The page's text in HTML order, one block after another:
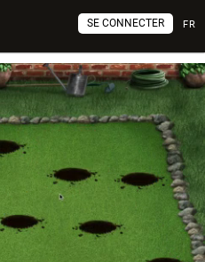
FR
SE CONNECTER